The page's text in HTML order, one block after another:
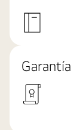
Garantía